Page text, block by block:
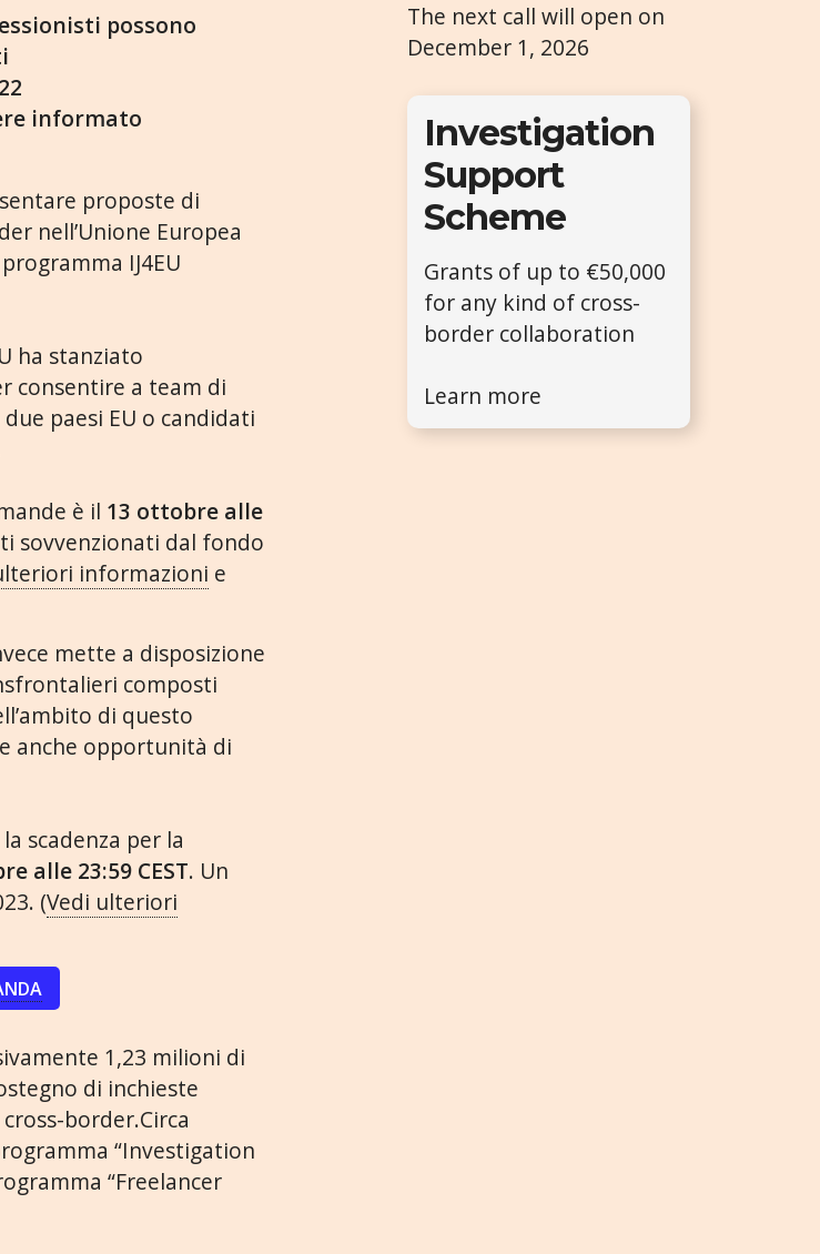
possono
informato
proposte di
nell’Unione Europea
IJ4EU
ha stanziato
consentire a team di
paesi EU o candidati
è il 13 ottobre alle
sovvenzionati dal fondo
informazioni e
mette a disposizione
composti
di questo
anche opportunità di
scadenza per la
alle 23:59 CEST. Un
(Vedi ulteriori
1,23 milioni di
di inchieste
border.Circa
“Investigation
“Freelancer
The next call will open on
December 1, 2026
Investigation
Support
Scheme
Grants of up to €50,000
for any kind of cross-
border collaboration
Learn more